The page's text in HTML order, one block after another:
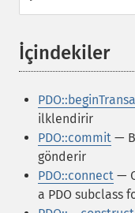
İçindekiler¶
ilklendirir
PDO::commit —
gönderir
PDO::connect —
a PDO subclass